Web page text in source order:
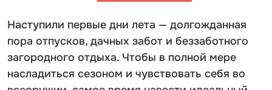
Наступили первые дни лета — долгожданная
пора отпусков, дачных забот и беззаботного
загородного отдыха. Чтобы в полной мере
насладиться сезоном и чувствовать себя во